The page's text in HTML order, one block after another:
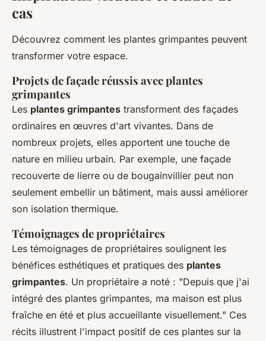
cas
Découvrez comment les plantes grimpantes peuvent
transformer votre espace.
Projets de façade réussis avec plantes
grimpantes
Les plantes grimpantes transforment des façades
ordinaires en œuvres d'art vivantes. Dans de
nombreux projets, elles apportent une touche de
nature en milieu urbain. Par exemple, une façade
recouverte de lierre ou de bougainvillier peut non
seulement embellir un bâtiment, mais aussi améliorer
son isolation thermique.
Témoignages de propriétaires
Les témoignages de propriétaires soulignent les
bénéfices esthétiques et pratiques des plantes
grimpantes. Un propriétaire a noté : "Depuis que j'ai
intégré des plantes grimpantes, ma maison est plus
fraîche en été et plus accueillante visuellement." Ces
récits illustrent l'impact positif de ces plantes sur la